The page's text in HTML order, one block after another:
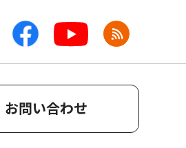
お問い合わせ